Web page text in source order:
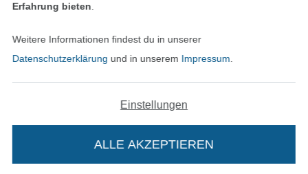
Alle Preise inkl. der gesetzl. MwSt.
Die durchgestrichenen Preise entsprechen dem
bisherigen Preis bei Stoffe Hemmers.
Deutsch
Nederlands
In den niederländischen
Français
In den
Erfahrung bieten
Weitere Informationen findest du in unserer
Datenschutzerklärung und in unserem Impressum
Einstellungen
ALLE AKZEPTIEREN